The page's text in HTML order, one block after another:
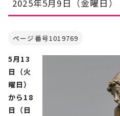
2025年5月9日（金曜日）
ページ番号1019769
5月13
日（火
曜日）
から18
日（日